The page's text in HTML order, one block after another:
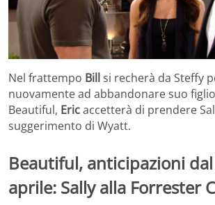
Nel frattempo Bill si recherà da Steffy
nuovamente ad abbandonare suo
Beautiful, Ericaccetterà di prendere
suggerimento di Wyatt.
Beautiful, anticipazioni
aprile: Sally alla Forrester